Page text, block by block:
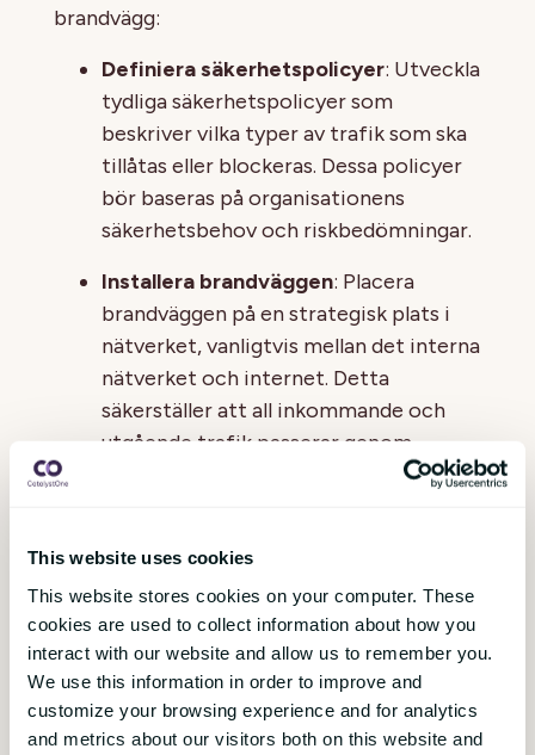
This website uses cookies
This website stores cookies on your computer. These
cookies are used to collect information about how you
interact with our website and allow us to remember you.
We use this information in order to improve and
customize your browsing experience and for analytics
and metrics about our visitors both on this website and
brandvägg:
Definiera säkerhetspolicyer: Utveckla
tydliga säkerhetspolicyer som
beskriver vilka typer av trafik som ska
tillåtas eller blockeras. Dessa policyer
bör baseras på organisationens
säkerhetsbehov och riskbedömningar.
Installera brandväggen: Placera
brandväggen på en strategisk plats i
nätverket, vanligtvis mellan det interna
nätverket och internet. Detta
säkerställer att all inkommande och
utgående trafik passerar genom
baserat på säkerhetspolicyerna för att
kontrollera nätverkstrafik. Reglerna
bör vara så specifika som möjligt för
att minimera risken för felaktig
trafikfiltrering.
Övervaka och uppdatera: Övervaka